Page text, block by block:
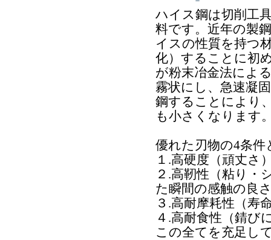
ハイス鋼は切削工
料です。近年の製
イスの性質を持つ
化）することに初
が粉末冶金法によ
霧状にし、急速凝
鋼することにより
も小さくなります
優れた刃物の4条件
１.高硬度（頑丈さ
２.高靭性（粘り・
た瞬間の感触の良
３.高耐摩耗性（寿
４.高耐食性（錆び
この全てを充足し